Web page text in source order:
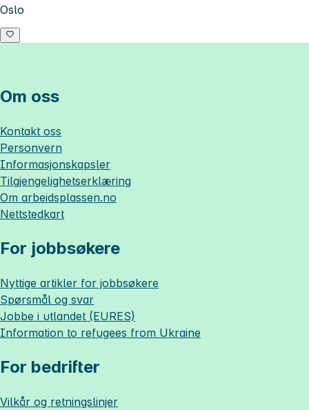
Oslo
Om oss
Kontakt oss
Personvern
Informasjonskapsler
Tilgjengelighetserklæring
Om arbeidsplassen.no
Nettstedkart
For jobbsøkere
Nyttige artikler for jobbsøkere
Spørsmål og svar
Jobbe i utlandet (EURES)
Information to refugees from Ukraine
For bedrifter
Vilkår og retningslinjer